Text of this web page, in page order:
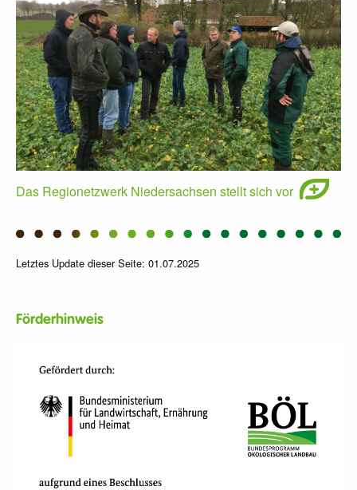
Das Regionetzwerk Niedersachsen stellt sich vor
Letztes Update dieser Seite: 01.07.2025
Förderhinweis